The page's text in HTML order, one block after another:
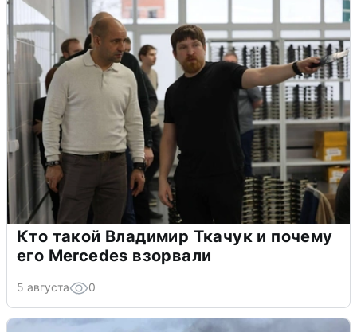
Кто такой Владимир Ткачук и почему
его Mercedes взорвали
5 августа 0